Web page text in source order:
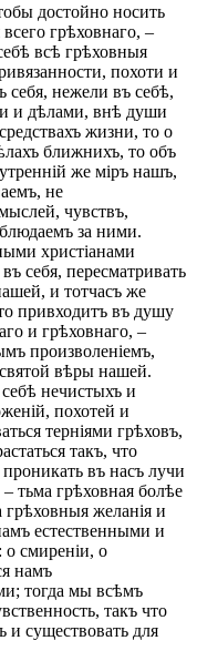
достойно носить
грѣховнаго, –
всѣ грѣховныя
похоти и
нежели въ себѣ,
и дѣлами, внѣ души
жизни, то о
ближнихъ, то объ
же міръ нашъ,
не
чувствъ,
за ними.
христіанами
себя, пересматривать
и тотчасъ же
привходитъ въ душу
и грѣховнаго, –
произволеніемъ,
вѣры нашей.
нечистыхъ и
похотей и
терніями грѣховъ,
такъ, что
проникать въ насъ лучи
тьма грѣховная болѣе
грѣховныя желанія и
естественными и
смиреніи, о
намъ
тогда мы всѣмъ
такъ что
и существовать для